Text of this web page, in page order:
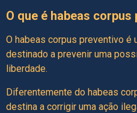
O que é habeas
O habeas corpus preventivo é
destinado a prevenir uma
liberdade.
Diferentemente do habeas
destina a corrigir uma ação